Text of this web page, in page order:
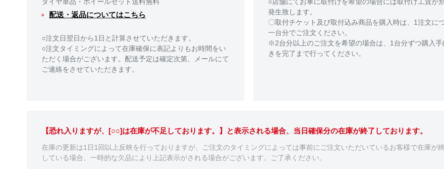
配送・返品についてはこちら
○注文日翌日から1日と計算させていただきます。
○注文タイミングによって在庫確保に表記よりもお時間をい
ただく場合がございます。配送予定は確定次第、メールにて
ご連絡をさせていただきます。
発生致します。
〇取付チケット及び取付込み商品を購入時は、1注文に
一台分でご注文ください。
※2台分以上のご注文を希望の場合は、1台分ずつ購入手
きを完了まで行ってください。
【恐れ入りますが、[○○]は在庫が不足しております。】と表示される場合、当日確保分の在庫が終了しております。
在庫の更新は1日1回以上反映を行っておりますが、ご注文のタイミングによっては事前にご注文いただいているお客様で在庫が
している場合、一時的な欠品により上記表示がされる場合がございます。ご了承ください。